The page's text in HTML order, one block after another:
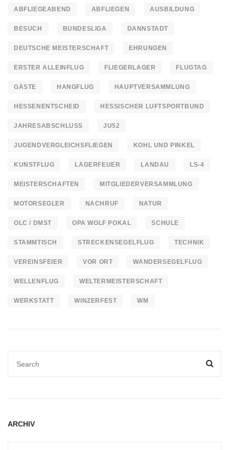
ABFLIEGEABEND ABFLIEGEN AUSBILDUNG
BESUCH BUNDESLIGA DANNSTADT
DEUTSCHE MEISTERSCHAFT EHRUNGEN
ERSTER ALLEINFLUG FLIEGERLAGER FLUGTAG
GÄSTE HANGFLUG HAUPTVERSAMMLUNG
HESSENENTSCHEID HESSISCHER LUFTSPORTBUND
JAHRESABSCHLUSS JU52
JUGENDVERGLEICHSFLIEGEN KOHL UND PINKEL
KUNSTFLUG LAGERFEUER LANDAU LS-4
MEISTERSCHAFTEN MITGLIEDERVERSAMMLUNG
MOTORSEGLER NACHRUF NATUR
OLC / DMST OPA WOLF POKAL SCHULE
STAMMTISCH STRECKENSEGELFLUG TECHNIK
VEREINSFEIER VOR ORT WANDERSEGELFLUG
WELLENFLUG WELTERMEISTERSCHAFT
WERKSTATT WINZERFEST WM
ARCHIV